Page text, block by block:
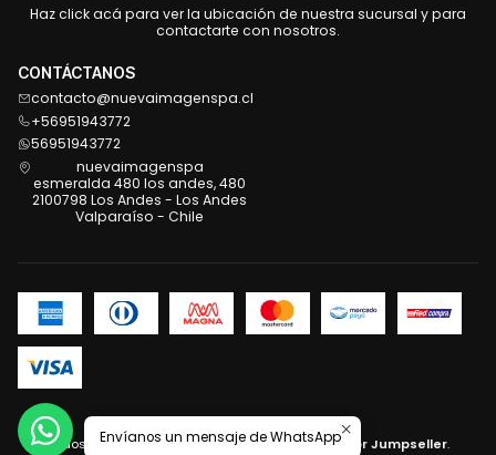
Haz click acá para ver la ubicación de nuestra sucursal y para
contactarte con nosotros.
CONTÁCTANOS
contacto@nuevaimagenspa.cl
+56951943772
56951943772
nuevaimagenspa
esmeralda 480 los andes, 480
2100798 Los Andes - Los Andes
Valparaíso - Chile
Todos los derechos reservados.Desarrollado por Jumpseller.
Envíanos un mensaje de WhatsApp